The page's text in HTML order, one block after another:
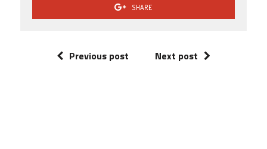
SHARE
Previous post Next post